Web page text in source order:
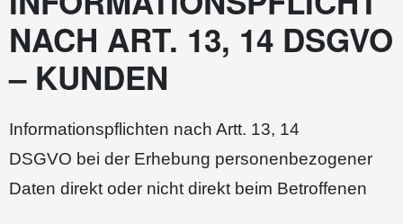
NACH ART. 13, 14 DSGVO
– KUNDEN
Informationspflichten nach Artt. 13, 14
DSGVO bei der Erhebung personenbezogener
Daten direkt oder nicht direkt beim Betroffenen